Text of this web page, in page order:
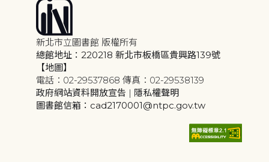
新北市立圖書館 版權所有
總館地址：220218 新北市板橋區貴興路139號
【地圖】
電話：02-29537868 傳真：02-29538139
政府網站資料開放宣告 | 隱私權聲明
圖書館信箱：cad2170001@ntpc.gov.tw